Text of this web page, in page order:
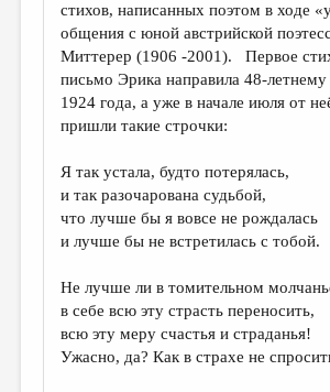
стихов, написанных поэтом в ходе
общения с юной австрийской
Миттерер (1906 -2001). Первое
письмо Эрика направила 48-летнему
1924 года, а уже в начале июля от
пришли такие строчки:
Я так устала, будто потерялась,
и так разочарована судьбой,
что лучше бы я вовсе не рождалась
и лучше бы не встретилась с тобой.
Не лучше ли в томительном
в себе всю эту страсть переносить,
всю эту меру счастья и страданья!
Ужасно, да? Как в страхе не